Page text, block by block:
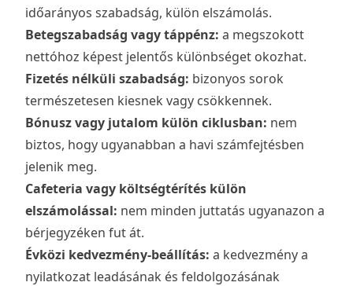
időarányos szabadság, külön elszámolás.
Betegszabadság vagy táppénz: a megszokott
nettóhoz képest jelentős különbséget okozhat.
Fizetés nélküli szabadság: bizonyos sorok
természetesen kiesnek vagy csökkennek.
Bónusz vagy jutalom külön ciklusban: nem
biztos, hogy ugyanabban a havi számfejtésben
jelenik meg.
Cafeteria vagy költségtérítés külön
elszámolással: nem minden juttatás ugyanazon a
bérjegyzéken fut át.
Évközi kedvezmény-beállítás: a kedvezmény a
nyilatkozat leadásának és feldolgozásának